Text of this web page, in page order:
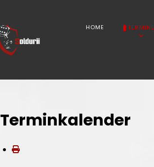
HOME TERMINE
Terminkalender